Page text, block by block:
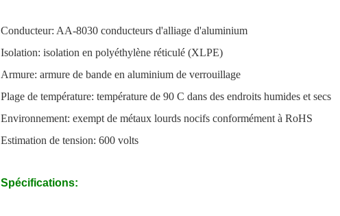
Conducteur: AA-8030 conducteurs d'alliage d'aluminium
Isolation: isolation en polyéthylène réticulé (XLPE)
Armure: armure de bande en aluminium de verrouillage
Plage de température: température de 90 C dans des endroits humides et secs
Environnement: exempt de métaux lourds nocifs conformément à RoHS
Estimation de tension: 600 volts
Spécifications: